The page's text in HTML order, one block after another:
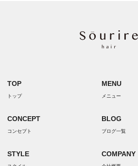
TOP
トップ
CONCEPT
コンセプト
STYLE
MENU
メニュー
BLOG
ブログ一覧
COMPANY